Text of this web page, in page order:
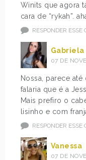
Winits que agora
cara de “rykah”.
RESPONDER ESSE
Gabriela
07 DE
Nossa, parece até
falaria que é a
Mais prefiro o
lisinho e com
RESPONDER ESSE
Vanessa
07 DE